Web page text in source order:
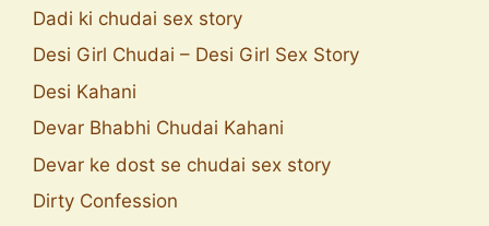
Dadi ki chudai sex story
Desi Girl Chudai – Desi Girl Sex Story
Desi Kahani
Devar Bhabhi Chudai Kahani
Devar ke dost se chudai sex story
Dirty Confession